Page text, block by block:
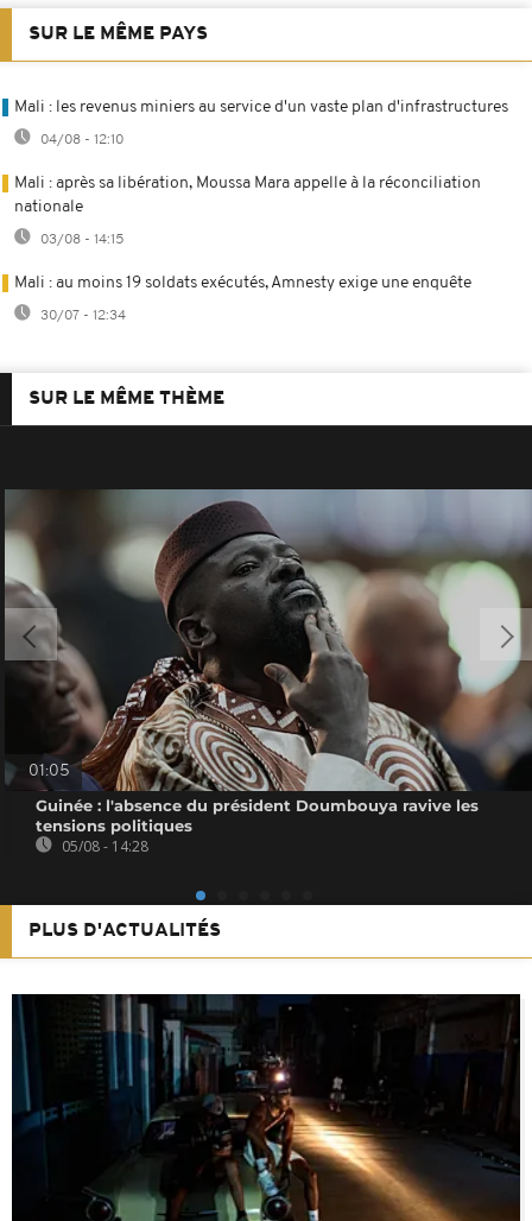
SUR LE MÊME PAYS
Mali : les revenus miniers au service d'un vaste plan d'infrastructures
04/08 - 12:10
Mali : après sa libération, Moussa Mara appelle à la réconciliation
nationale
03/08 - 14:15
Mali : au moins 19 soldats exécutés, Amnesty exige une enquête
30/07 - 12:34
SUR LE MÊME THÈME
01:05
Guinée : l'absence du président Doumbouya ravive les
tensions politiques
05/08 - 14:28
PLUS D'ACTUALITÉS